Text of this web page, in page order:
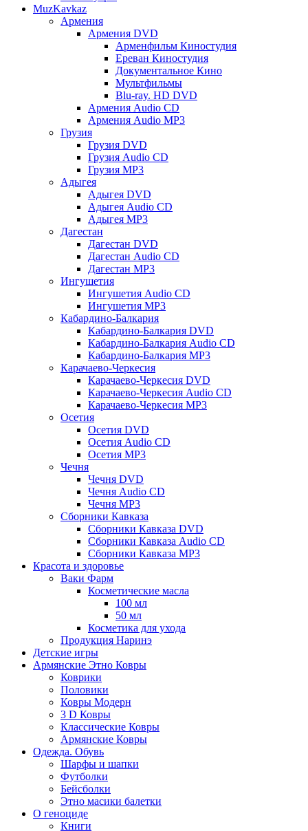
MuzKavkaz
Армения
Армения DVD
Арменфильм Киностудия
Ереван Киностудия
Документальное Кино
Мультфильмы
Blu-ray. HD DVD
Армения Audio CD
Армения Audio MP3
Грузия
Грузия DVD
Грузия Audio CD
Грузия MP3
Адыгея
Адыгея DVD
Адыгея Audio CD
Адыгея MP3
Дагестан
Дагестан DVD
Дагестан Audio CD
Дагестан MP3
Ингушетия
Ингушетия Audio CD
Ингушетия MP3
Кабардино-Балкария
Кабардино-Балкария DVD
Кабардино-Балкария Audio CD
Кабардино-Балкария MP3
Карачаево-Черкесия
Карачаево-Черкесия DVD
Карачаево-Черкесия Audio CD
Карачаево-Черкесия MP3
Осетия
Осетия DVD
Осетия Audio CD
Осетия MP3
Чечня
Чечня DVD
Чечня Audio CD
Чечня MP3
Сборники Кавказа
Сборники Кавказа DVD
Сборники Кавказа Audio CD
Сборники Кавказа MP3
Красота и здоровье
Ваки Фарм
Косметические масла
100 мл
50 мл
Косметика для ухода
Продукция Наринэ
Детские игры
Армянские Этно Ковры
Коврики
Половики
Ковры Модерн
3 D Ковры
Классические Ковры
Армянские Ковры
Одежда. Обувь
Шарфы и шапки
Футболки
Бейсболки
Этно масики балетки
О геноциде
Книги